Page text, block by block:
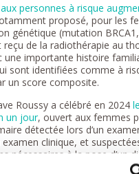
personnes à risque
proposé, pour les
génétique (mutation
reçu de la radiothérapie au
une importante histoire
sont identifiées comme à
un score composite.
Roussy a célébré en 2024
un jour, ouvert aux femmes
détectée lors d’un
examen clinique, et
nécessaires à la pose d’un
même lieu et lors d’une